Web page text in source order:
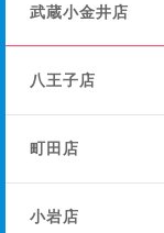
武蔵小金井店
八王子店
町田店
小岩店